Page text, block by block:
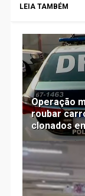
LEIA TAMBÉM
Operação
roubar
clonados